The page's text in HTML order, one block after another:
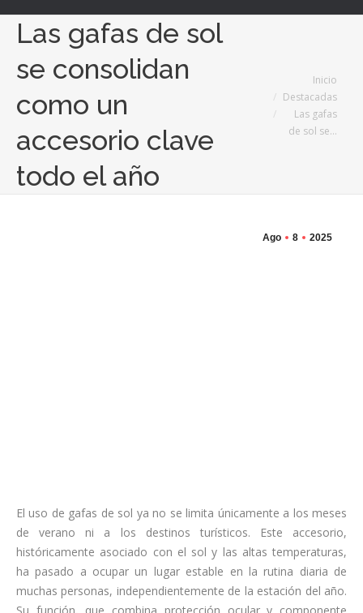
Las gafas de sol
se consolidan
como un
accesorio clave
todo el año
Inicio
Destacadas
Las gafas
de sol se…
Ago 8 2025
El uso de gafas de sol ya no se limita únicamente a los meses
de verano ni a los destinos turísticos. Este accesorio,
históricamente asociado con el sol y las altas temperaturas,
ha pasado a ocupar un lugar estable en la rutina diaria de
muchas personas, independientemente de la estación del año.